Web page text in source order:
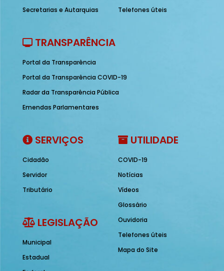
Secretarias e Autarquias
Telefones úteis
TRANSPARÊNCIA
Portal da Transparência
Portal da Transparência COVID-19
Radar da Transparência Pública
Emendas Parlamentares
SERVIÇOS
Cidadão
Servidor
Tributário
LEGISLAÇÃO
Municipal
Estadual
UTILIDADE
COVID-19
Notícias
Vídeos
Glossário
Ouvidoria
Telefones úteis
Mapa do Site